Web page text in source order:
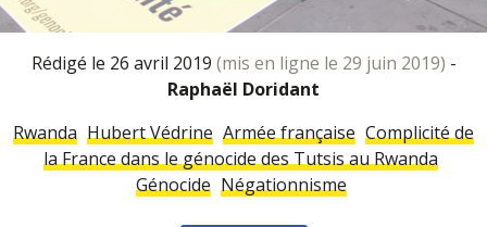
rédigé le 26 avril 2019 (mis en ligne le 29 juin 2019) -
Raphaël Doridant
Rwanda Hubert Védrine Armée française Complicité de
la France dans le génocide des Tutsis au Rwanda
Génocide Négationnisme